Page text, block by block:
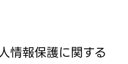
情報保護に関する